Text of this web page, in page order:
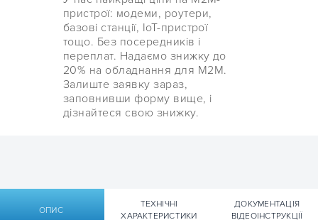
пристрої: модеми, роутери,
базові станції, IoT-пристрої
тощо. Без посередників і
переплат. Надаємо знижку до
20% на обладнання для М2М.
Залиште заявку зараз,
заповнивши форму вище, і
дізнайтеся свою знижку.
ОПИС
ТЕХНІЧНІ
ХАРАКТЕРИСТИКИ
ДОКУМЕНТАЦІЯ
ВІДЕОІНСТРУКЦІЇ